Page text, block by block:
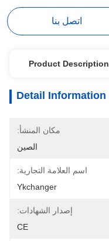
اتصل بنا
Product Description
Detail Information
مكان المنشأ:
الصين
اسم العلامة التجارية:
Ykchanger
إصدار الشهادات:
CE